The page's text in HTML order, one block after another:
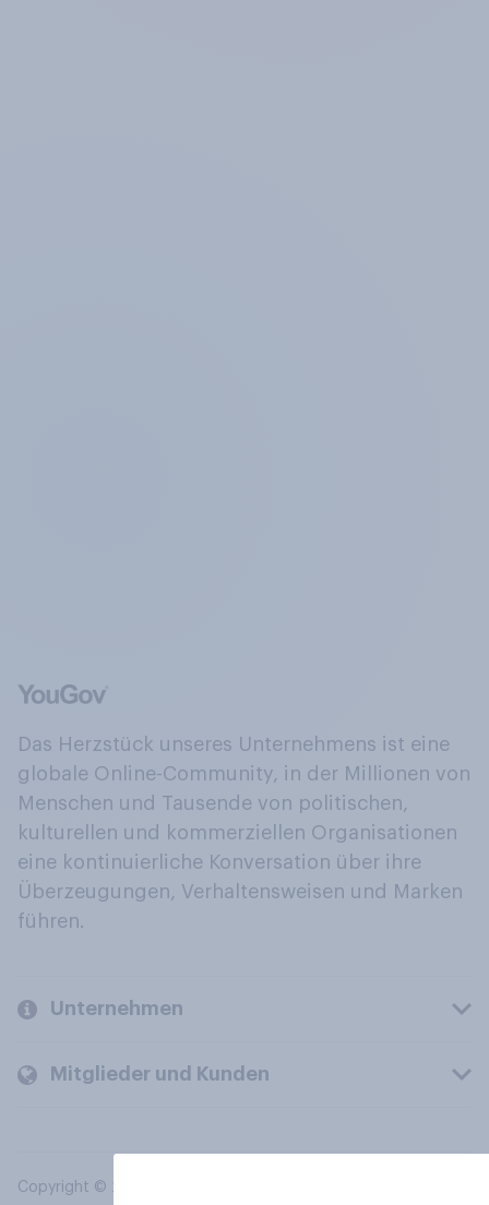
Das Herzstück unseres Unternehmens ist eine
globale Online-Community, in der Millionen von
Menschen und Tausende von politischen,
kulturellen und kommerziellen Organisationen
eine kontinuierliche Konversation über ihre
Überzeugungen, Verhaltensweisen und Marken
führen.
Unternehmen
Mitglieder und Kunden
Copyright © 2026 YouGov PLC. Alle Rechte vorbehalten.